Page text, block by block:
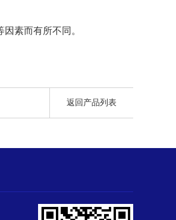
素而有所不同。
返回产品列表